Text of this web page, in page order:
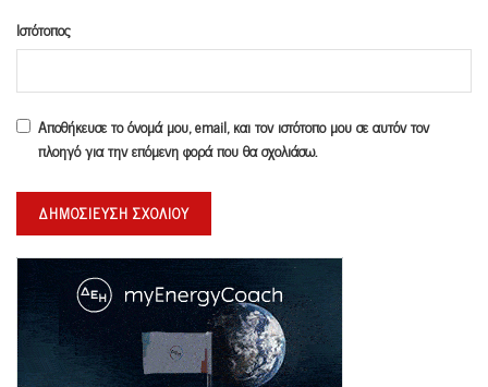
Ιστότοπος
Αποθήκευσε το όνομά μου, email, και τον ιστότοπο μου σε αυτόν τον
πλοηγό για την επόμενη φορά που θα σχολιάσω.